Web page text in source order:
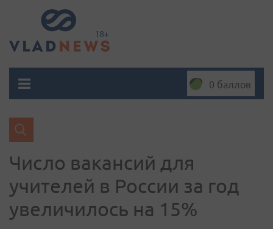
0 баллов
Число вакансий для
учителей в России за год
увеличилось на 15%